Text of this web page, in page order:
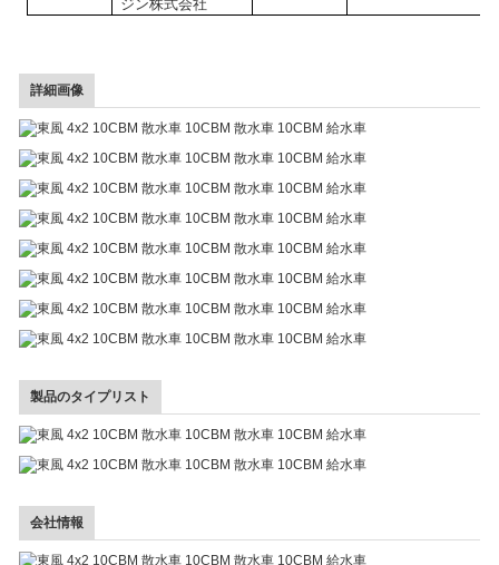
ジン株式会社
詳細画像
製品のタイプリスト
会社情報